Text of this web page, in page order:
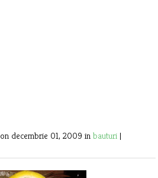
on decembrie 01, 2009 in bauturi |